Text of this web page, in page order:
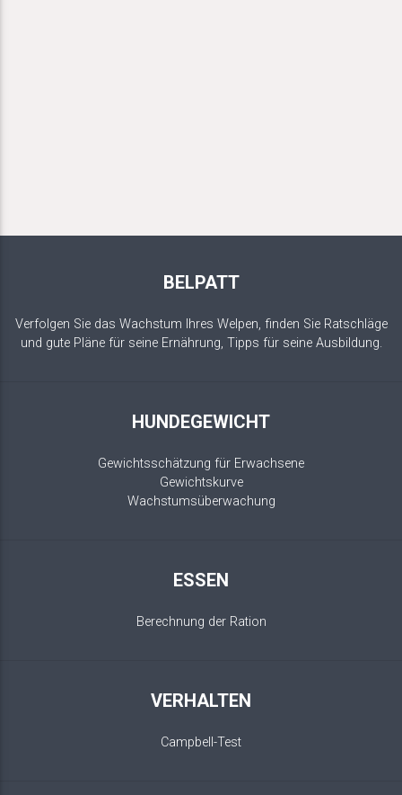
BELPATT
Verfolgen Sie das Wachstum Ihres Welpen, finden Sie Ratschläge
und gute Pläne für seine Ernährung, Tipps für seine Ausbildung.
HUNDEGEWICHT
Gewichtsschätzung für Erwachsene
Gewichtskurve
Wachstumsüberwachung
ESSEN
Berechnung der Ration
VERHALTEN
Campbell-Test